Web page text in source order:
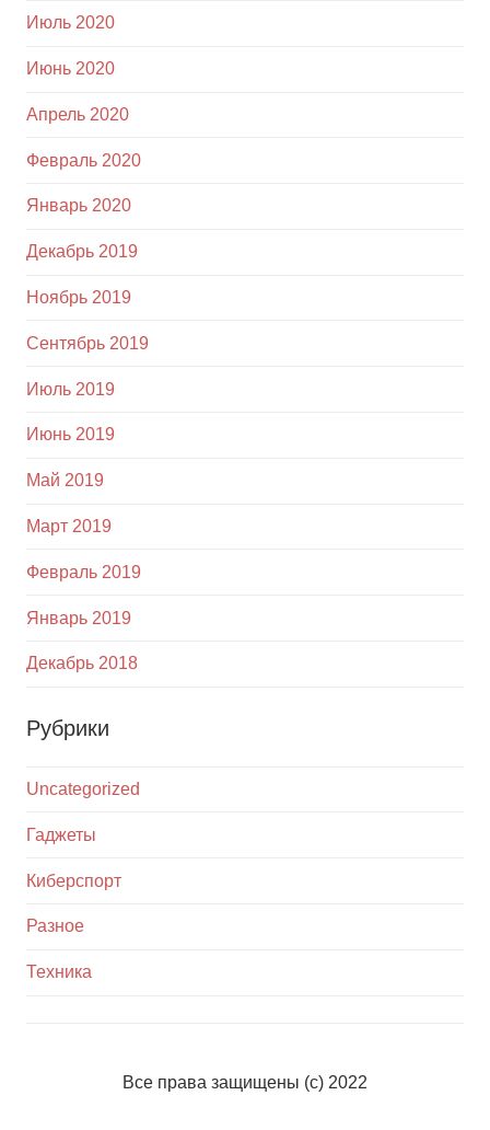
Июль 2020
Июнь 2020
Апрель 2020
Февраль 2020
Январь 2020
Декабрь 2019
Ноябрь 2019
Сентябрь 2019
Июль 2019
Июнь 2019
Май 2019
Март 2019
Февраль 2019
Январь 2019
Декабрь 2018
Рубрики
Uncategorized
Гаджеты
Киберспорт
Разное
Техника
Все права защищены (с) 2022